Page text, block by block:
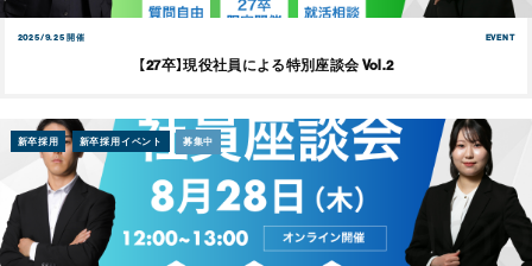
2025/9.25 開催 EVENT
【27卒】現役社員による特別座談会 Vol.2
新卒採用 新卒採用イベント 募集中